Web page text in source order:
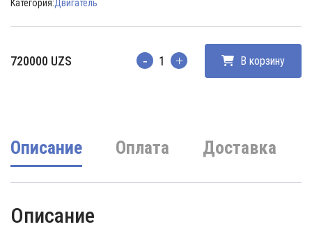
Категория:Двигатель
720000 UZS Количество В корзину
Описание Оплата Доставка
Описание